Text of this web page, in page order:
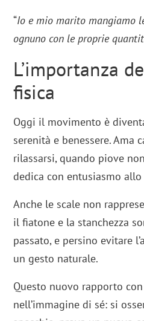
“Io e mio marito mangiamo
ognuno con le proprie
L’importanza
fisica
Oggi il movimento è
serenità e benessere. Ama
rilassarsi, quando piove
dedica con entusiasmo
Anche le scale non
il fiatone e la stanchezza
passato, e persino evitare
un gesto naturale.
Questo nuovo rapporto
nell’immagine di sé: si